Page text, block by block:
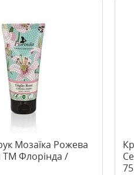
Doctor
30 мл
>Bee
прополіс)
Кантрі
Купити
Мозаїка Рожева
TM Флорінда /